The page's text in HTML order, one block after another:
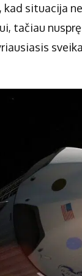
kad situacija
tačiau